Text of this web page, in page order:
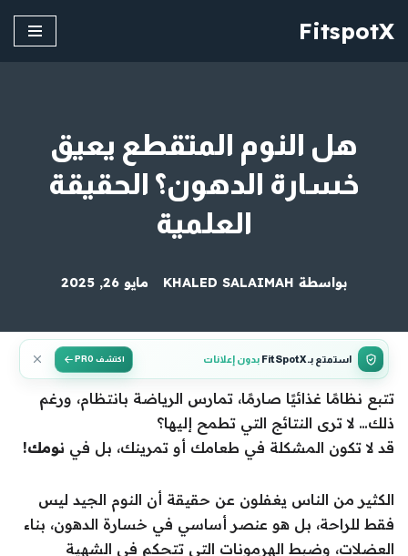
FitspotX
هل النوم المتقطع يعيق
خسارة الدهون؟ الحقيقة
العلمية
بواسطة KHALED SALAIMAH مايو 26, 2025
استمتع بـ FitSpotX بدون إعلانات اكتشف PRO
تتبع نظامًا غذائيًا صارمًا، تمارس الرياضة بانتظام، ورغم
ذلك… لا ترى النتائج التي تطمح إليها؟
قد لا تكون المشكلة في طعامك أو تمرينك، بل في نومك!
الكثير من الناس يغفلون عن حقيقة أن النوم الجيد ليس
فقط للراحة، بل هو عنصر أساسي في خسارة الدهون، بناء
العضلات، وضبط الهرمونات التي تتحكم في الشهية